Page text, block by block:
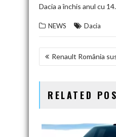
Dacia a închis anul cu
NEWS Dacia
NAVIGARE
ARTICOLE
Renault România
RELATED